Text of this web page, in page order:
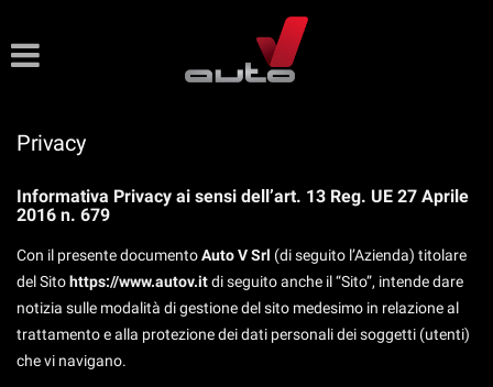
Privacy
Informativa Privacy ai sensi dell’art. 13 Reg. UE 27 Aprile
2016 n. 679
Con il presente documentoAuto V Srl (di seguito l’Azienda) titolare
del Sitohttps://www.autov.itdi seguito anche il “Sito”, intende dare
notizia sulle modalità di gestione del sito medesimo in relazione al
trattamento e alla protezione dei dati personali dei soggetti (utenti)
che vi navigano.
tue
seguente
pannello
consente
di
esprimere
preferenze